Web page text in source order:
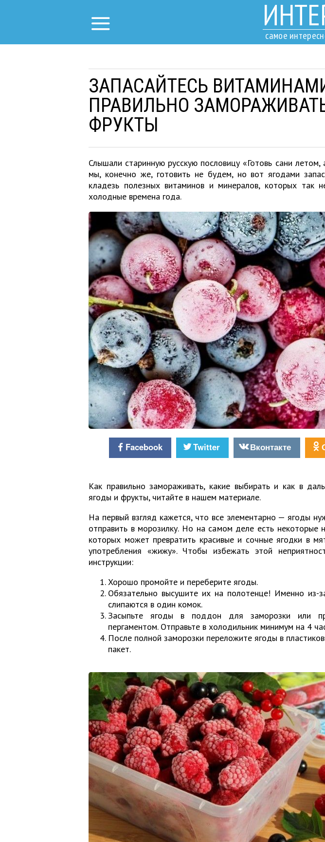
самое
ЗАПАСАЙТЕСЬ
ПРАВИЛЬНО
ФРУКТЫ
Слышали старинную русскую пословицу «Готовь сани летом,
мы, конечно же, готовить не будем, но вот ягодами
кладезь полезных витаминов и минералов, которых так
холодные времена года.
Facebook Twitter Вконтакте
Как правильно замораживать, какие выбирать и как в
ягоды и фрукты, читайте в нашем материале.
На первый взгляд кажется, что все элементарно — ягоды
отправить в морозилку. Но на самом деле есть некоторые
которых может превратить красивые и сочные ягодки в
употребления «жижу». Чтобы избежать этой
инструкции:
Хорошо промойте и переберите ягоды.
Обязательно высушите их на полотенце! Именно из-
слипаются в один комок.
Засыпьте ягоды в поддон для заморозки или
пергаментом. Отправьте в холодильник минимум на 4
После полной заморозки переложите ягоды в
пакет.